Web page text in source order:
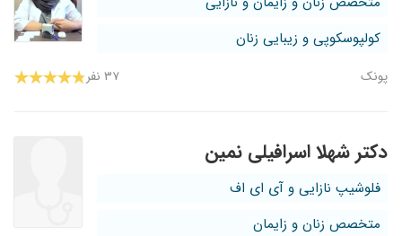
کولپوسکوپی و زیبایی زنان
پونک ۳۷ نفر
دکتر شهلا اسرافیلی نمین
فلوشیپ نازایی و آی ای اف
متخصص زنان و زایمان